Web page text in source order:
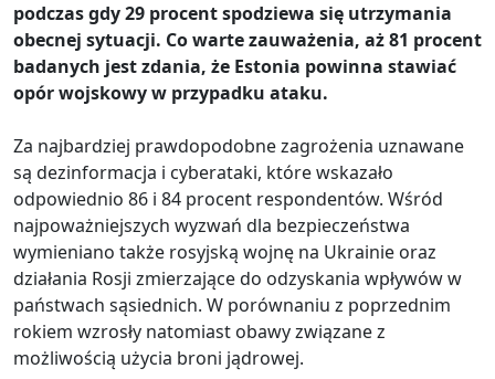
podczas gdy 29 procent spodziewa się utrzymania
obecnej sytuacji. Co warte zauważenia, aż 81 procent
badanych jest zdania, że Estonia powinna stawiać
opór wojskowy w przypadku ataku.
Za najbardziej prawdopodobne zagrożenia uznawane
są dezinformacja i cyberataki, które wskazało
odpowiednio 86 i 84 procent respondentów. Wśród
najpoważniejszych wyzwań dla bezpieczeństwa
wymieniano także rosyjską wojnę na Ukrainie oraz
działania Rosji zmierzające do odzyskania wpływów w
państwach sąsiednich. W porównaniu z poprzednim
rokiem wzrosły natomiast obawy związane z
możliwością użycia broni jądrowej.